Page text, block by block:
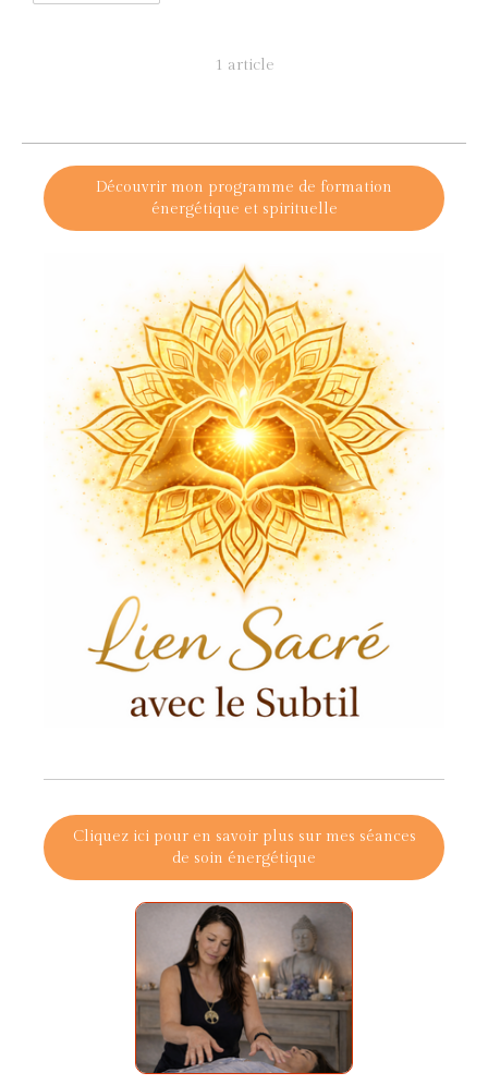
1 article
Découvrir mon programme de formation
énergétique et spirituelle
Cliquez ici pour en savoir plus sur mes séances
de soin énergétique